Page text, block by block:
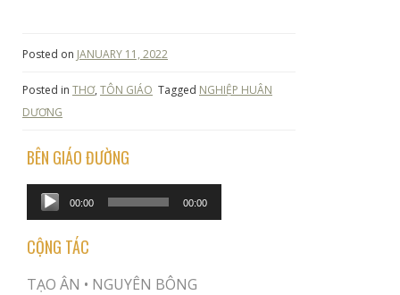
Posted on JANUARY 11, 2022
Posted in THƠ, TÔN GIÁO Tagged NGHIỆP HUÂN
DƯƠNG
BÊN GIÁO ĐƯỜNG
Audio
Player
00:00 00:00
CỘNG TÁC
TẠO ÂN • NGUYÊN BÔNG